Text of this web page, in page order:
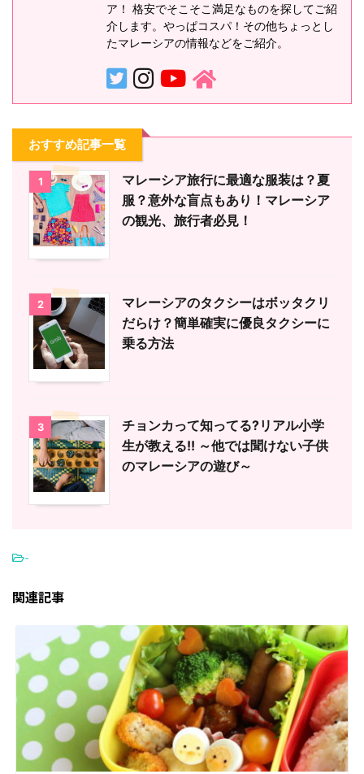
ア！ 格安でそこそこ満足なものを探してご紹
介します。やっぱコスパ！その他ちょっとし
たマレーシアの情報などをご紹介。
おすすめ記事一覧
1
マレーシア旅行に最適な服装は？夏
服？意外な盲点もあり！マレーシア
の観光、旅行者必見！
2
マレーシアのタクシーはボッタクリ
だらけ？簡単確実に優良タクシーに
乗る方法
3
チョンカって知ってる?リアル小学
生が教える!! ～他では聞けない子供
のマレーシアの遊び～
-
関連記事